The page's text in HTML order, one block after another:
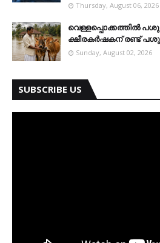
Thursday, August 06, 2026
വെള്ളപ്പൊക്കത്തില്‍
ക്ഷീരകര്‍ഷകന് രണ്ട്
Sunday, August 02, 2026
SUBSCRIBE US